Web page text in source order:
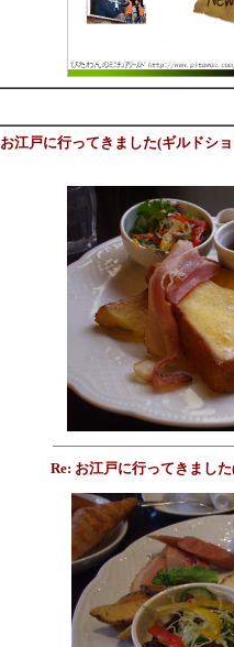
お江戸に行ってきました(ギルドシ
Re: お江戸に行ってきまし